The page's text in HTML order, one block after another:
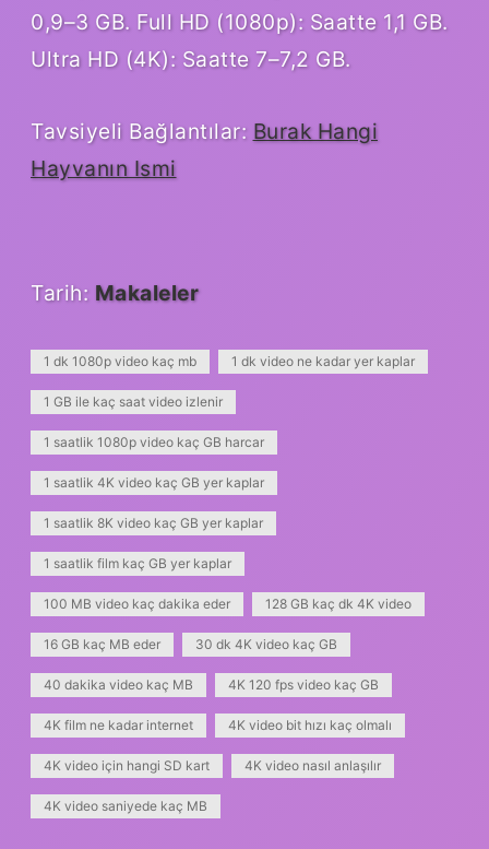
0,9–3 GB. Full HD (1080p): Saatte 1,1 GB.
Ultra HD (4K): Saatte 7–7,2 GB.
Tavsiyeli Bağlantılar: Burak Hangi
Hayvanın Ismi
Tarih: Makaleler
1 dk 1080p video kaç mb 1 dk video ne kadar yer kaplar
1 GB ile kaç saat video izlenir
1 saatlik 1080p video kaç GB harcar
1 saatlik 4K video kaç GB yer kaplar
1 saatlik 8K video kaç GB yer kaplar
1 saatlik film kaç GB yer kaplar
100 MB video kaç dakika eder 128 GB kaç dk 4K video
16 GB kaç MB eder 30 dk 4K video kaç GB
40 dakika video kaç MB 4K 120 fps video kaç GB
4K film ne kadar internet 4K video bit hızı kaç olmalı
4K video için hangi SD kart 4K video nasıl anlaşılır
4K video saniyede kaç MB